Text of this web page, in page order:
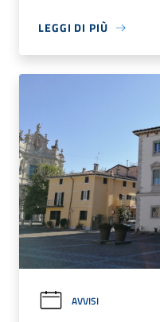
LEGGI DI PIÙ
AVVISI